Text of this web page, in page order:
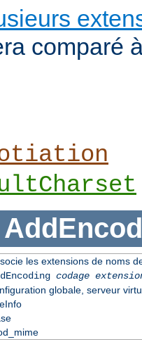
comparé
les extensions de noms
codage
globale, serveur